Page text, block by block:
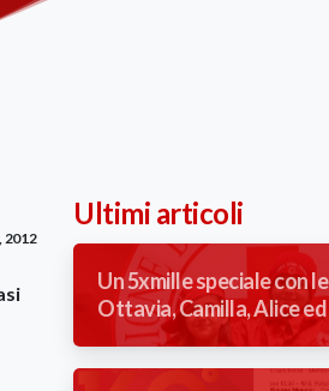
2012
Ultimi articoli
Un 5xmille speciale con
Ottavia, Camilla, Alice